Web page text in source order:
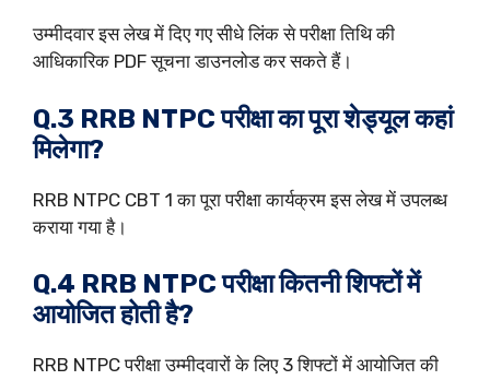
उम्मीदवार इस लेख में दिए गए सीधे लिंक से परीक्षा तिथि की
आधिकारिक PDF सूचना डाउनलोड कर सकते हैं।
Q.3 RRB NTPC परीक्षा का पूरा शेड्यूल कहां
मिलेगा?
RRB NTPC CBT 1 का पूरा परीक्षा कार्यक्रम इस लेख में उपलब्ध
कराया गया है।
Q.4 RRB NTPC परीक्षा कितनी शिफ्टों में
आयोजित होती है?
RRB NTPC परीक्षा उम्मीदवारों के लिए 3 शिफ्टों में आयोजित की